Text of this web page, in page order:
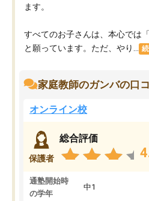
ます。
すべてのお子さんは、本心では
と願っています。ただ、やり...
家庭教師のガンバの口
オンライン校
保護者
総合評価
通塾開始時
の学年
中1